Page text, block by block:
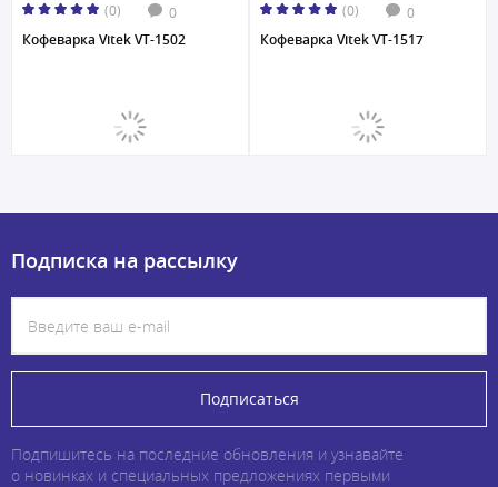
(0) 0
Кофеварка Vitek VT-1502
(0) 0
Кофеварка Vitek VT-1517
Подписка на рассылку
Подписаться
Подпишитесь на последние обновления и узнавайте
о новинках и специальных предложениях первыми